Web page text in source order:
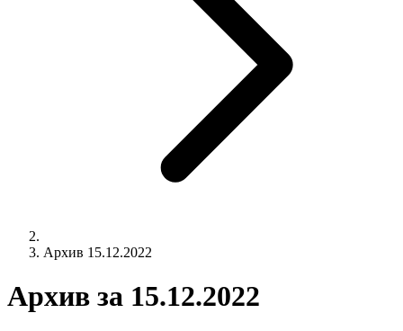
Архив 15.12.2022
Архив за 15.12.2022